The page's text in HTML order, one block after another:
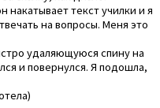
накатывает текст училки и я
на вопросы. Меня это
удаляющуюся спину на
и повернулся. Я подошла,